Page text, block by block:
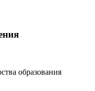
образования